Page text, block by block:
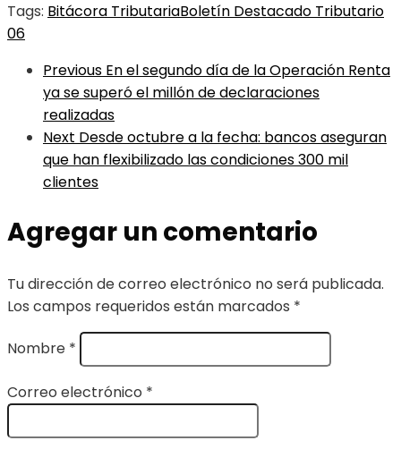
Tags: Bitácora TributariaBoletín Destacado Tributario
06
Previous En el segundo día de la Operación Renta
ya se superó el millón de declaraciones
realizadas
Next Desde octubre a la fecha: bancos aseguran
que han flexibilizado las condiciones 300 mil
clientes
Agregar un comentario
Tu dirección de correo electrónico no será publicada.
Los campos requeridos están marcados *
Nombre *
Correo electrónico *